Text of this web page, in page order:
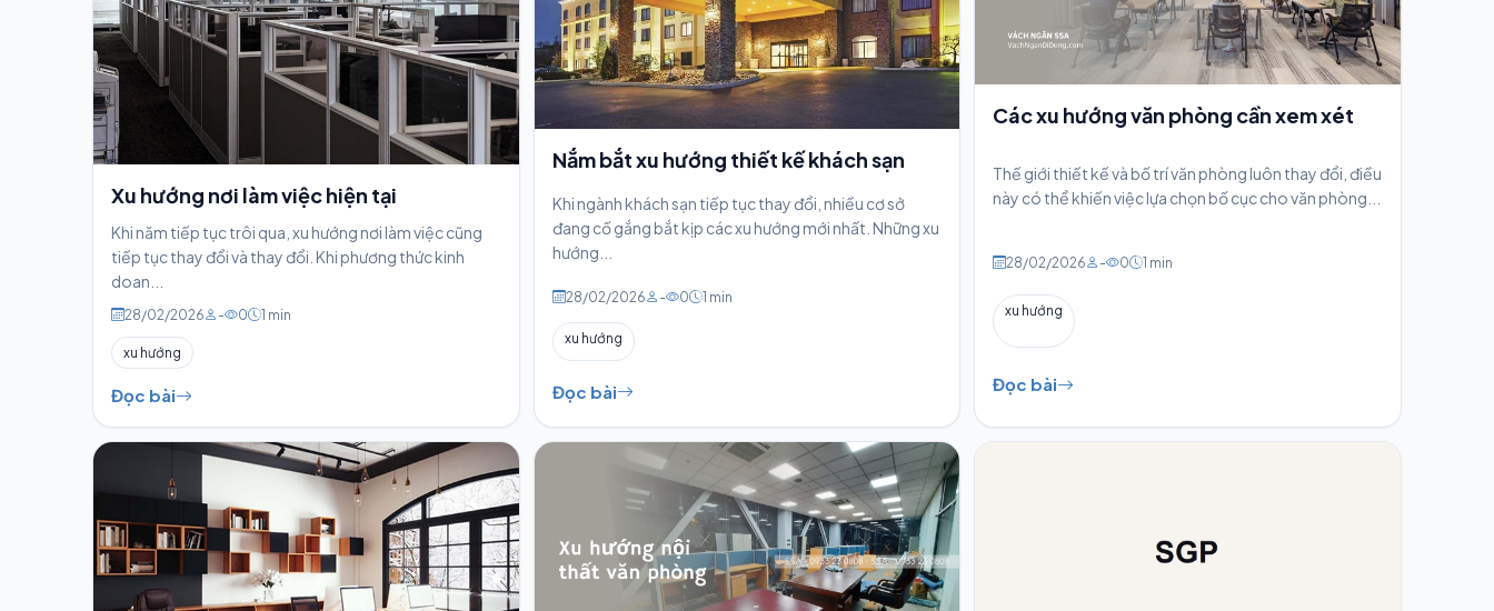
Xu hướng nơi làm việc hiện tại
Khi năm tiếp tục trôi qua, xu hướng nơi làm việc cũng
tiếp tục thay đổi và thay đổi. Khi phương thức kinh
doan...
28/02/2026 - 0 1 min
xu hướng
Đọc bài
Nắm bắt xu hướng thiết kế khách sạn
Khi ngành khách sạn tiếp tục thay đổi, nhiều cơ sở
đang cố gắng bắt kịp các xu hướng mới nhất. Những xu
hướng...
28/02/2026 - 0 1 min
xu hướng
Đọc bài
Các xu hướng văn phòng cần xem xét
Thế giới thiết kế và bố trí văn phòng luôn thay đổi, điều
này có thể khiến việc lựa chọn bố cục cho văn phòng...
28/02/2026 - 0 1 min
xu hướng
Đọc bài